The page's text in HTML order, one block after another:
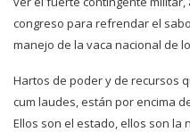
congreso para refrendar el
manejo de la vaca nacional de
Hartos de poder y de recursos
cum laudes, están por encima
Ellos son el estado, ellos son la